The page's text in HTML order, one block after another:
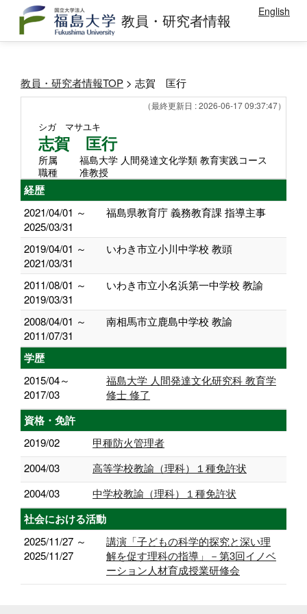
教員・研究者情報 English
教員・研究者情報TOP > 志賀 匡行
（最終更新日 : 2026-06-17 09:37:47）
シガ マサユキ
志賀 匡行
所属
福島大学 人間発達文化学類 教育実践コース
職種
准教授
経歴
2021/04/01 ～
2025/03/31
福島県教育庁 義務教育課 指導主事
2019/04/01 ～
2021/03/31
いわき市立小川中学校 教頭
2011/08/01 ～
2019/03/31
いわき市立小名浜第一中学校 教諭
2008/04/01 ～
2011/07/31
南相馬市立鹿島中学校 教諭
学歴
2015/04～
2017/03
福島大学 人間発達文化研究科 教育学
修士 修了
資格・免許
2019/02
甲種防火管理者
2004/03
高等学校教諭（理科）１種免許状
2004/03
中学校教諭（理科）１種免許状
社会における活動
2025/11/27 ～
2025/11/27
講演「子どもの科学的探究と深い理
解を促す理科の指導」－第3回イノベ
ーション人材育成授業研修会